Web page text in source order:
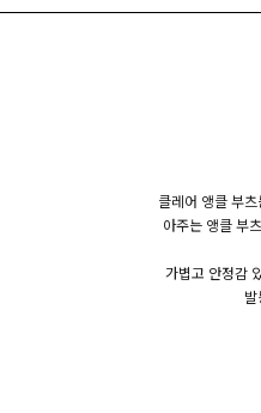
클레어 앵클 부
아주는 앵클 부
가볍고 안정감